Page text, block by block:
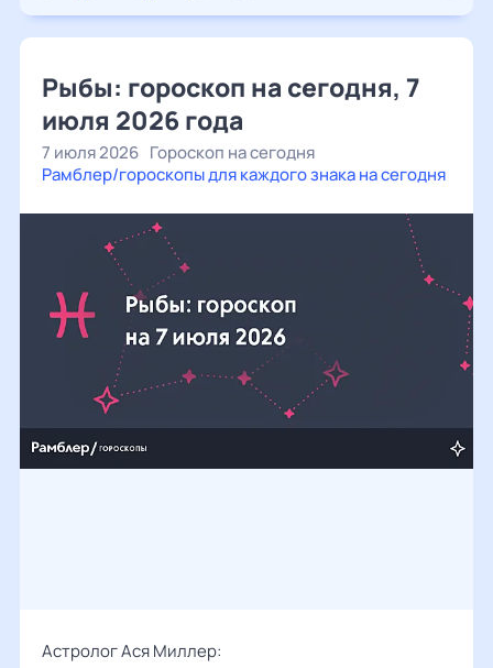
Рыбы: гороскоп на сегодня, 7
июля 2026 года
7 июля 2026 Гороскоп на сегодня
Рамблер/гороскопы для каждого знака на сегодня
Астролог Ася Миллер: